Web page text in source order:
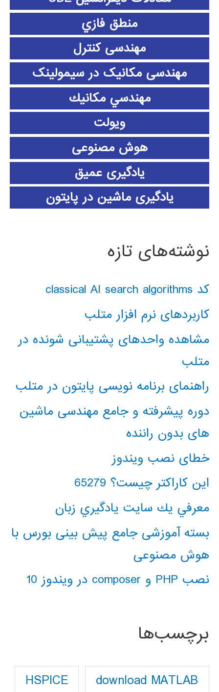
منطق فازي
مهندسی کنترل
مهندسی مکانیک در سیمولینک
مهندسي مكانيك
ویولت
هوش مصنوعی
یادگیری عمیق
یادگیری ماشین در پایتون
نوشته‌های تازه
کد classical AI search algorithms
کاربردهای نرم افزار متلب
مشاهده واحدهای پشتیبانی شونده در
متلب
راهنمای برنامه نویسی پایتون در متلب
دوره پیشرفته و جامع مهندسی ماشین
های بدون راننده
خطای نصب ویندوز
این کاراکتر چیست؟ 65279
معرفي يك سايت يادگيري زبان
بسته آموزشی جامع پیش بینی بورس با
هوش مصنوعی
نصب PHP و composer در ویندوز 10
برچسب‌ها
download MATLAB
HSPICE